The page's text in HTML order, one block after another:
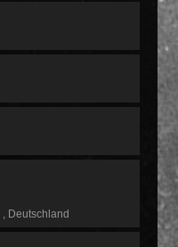
Deutschland